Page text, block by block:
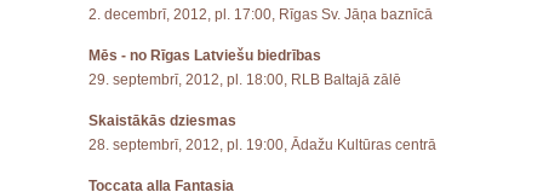
2. decembrī, 2012, pl. 17:00, Rīgas Sv. Jāņa baznīcā
Mēs - no Rīgas Latviešu biedrības
29. septembrī, 2012, pl. 18:00, RLB Baltajā zālē
Skaistākās dziesmas
28. septembrī, 2012, pl. 19:00, Ādažu Kultūras centrā
Toccata alla Fantasia